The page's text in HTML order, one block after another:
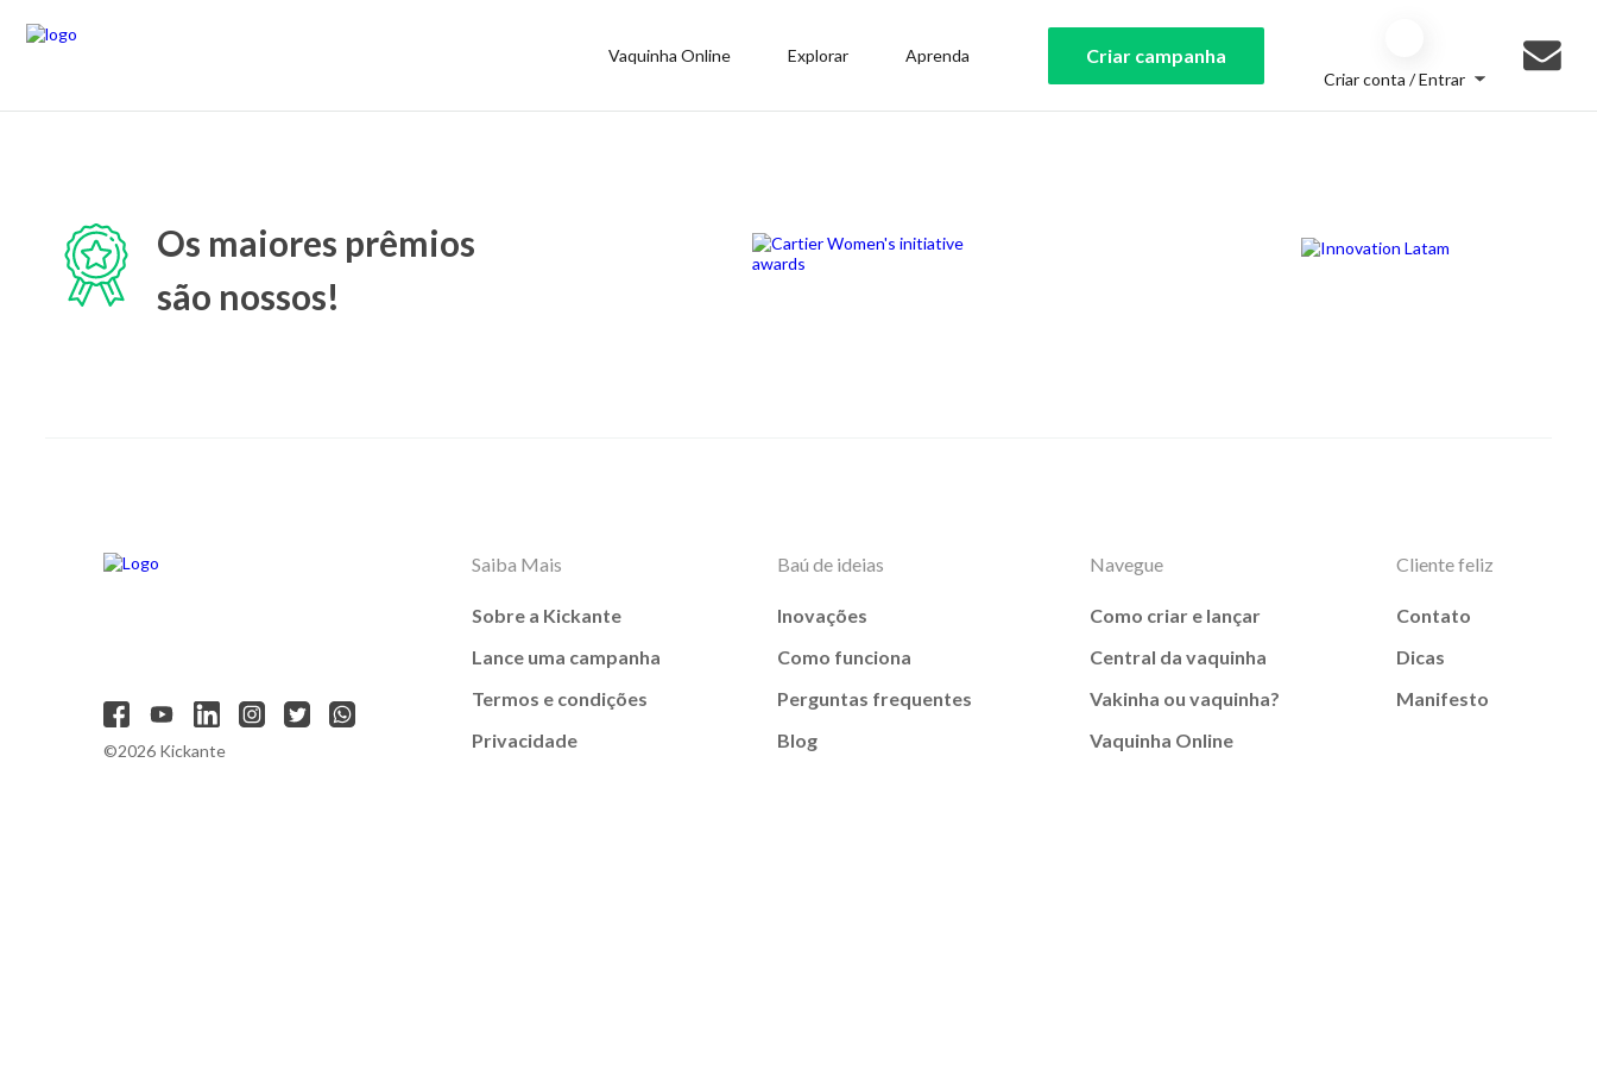
Vaquinha Online Explorar Aprenda Criar campanha
Criar conta / Entrar
Os maiores prêmios
são nossos!
©2026 Kickante
Saiba Mais
Sobre a Kickante
Lance uma campanha
Termos e condições
Privacidade
Baú de ideias
Inovações
Como funciona
Perguntas frequentes
Blog
Navegue
Como criar e lançar
Central da vaquinha
Vakinha ou vaquinha?
Vaquinha Online
Cliente feliz
Contato
Dicas
Manifesto